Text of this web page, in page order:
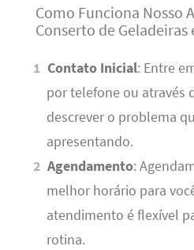
Como Funciona Nosso
Conserto de Geladeiras
Contato Inicial: Entre
por telefone ou através
descrever o problema
apresentando.
Agendamento:
melhor horário para
atendimento é flexível
rotina.